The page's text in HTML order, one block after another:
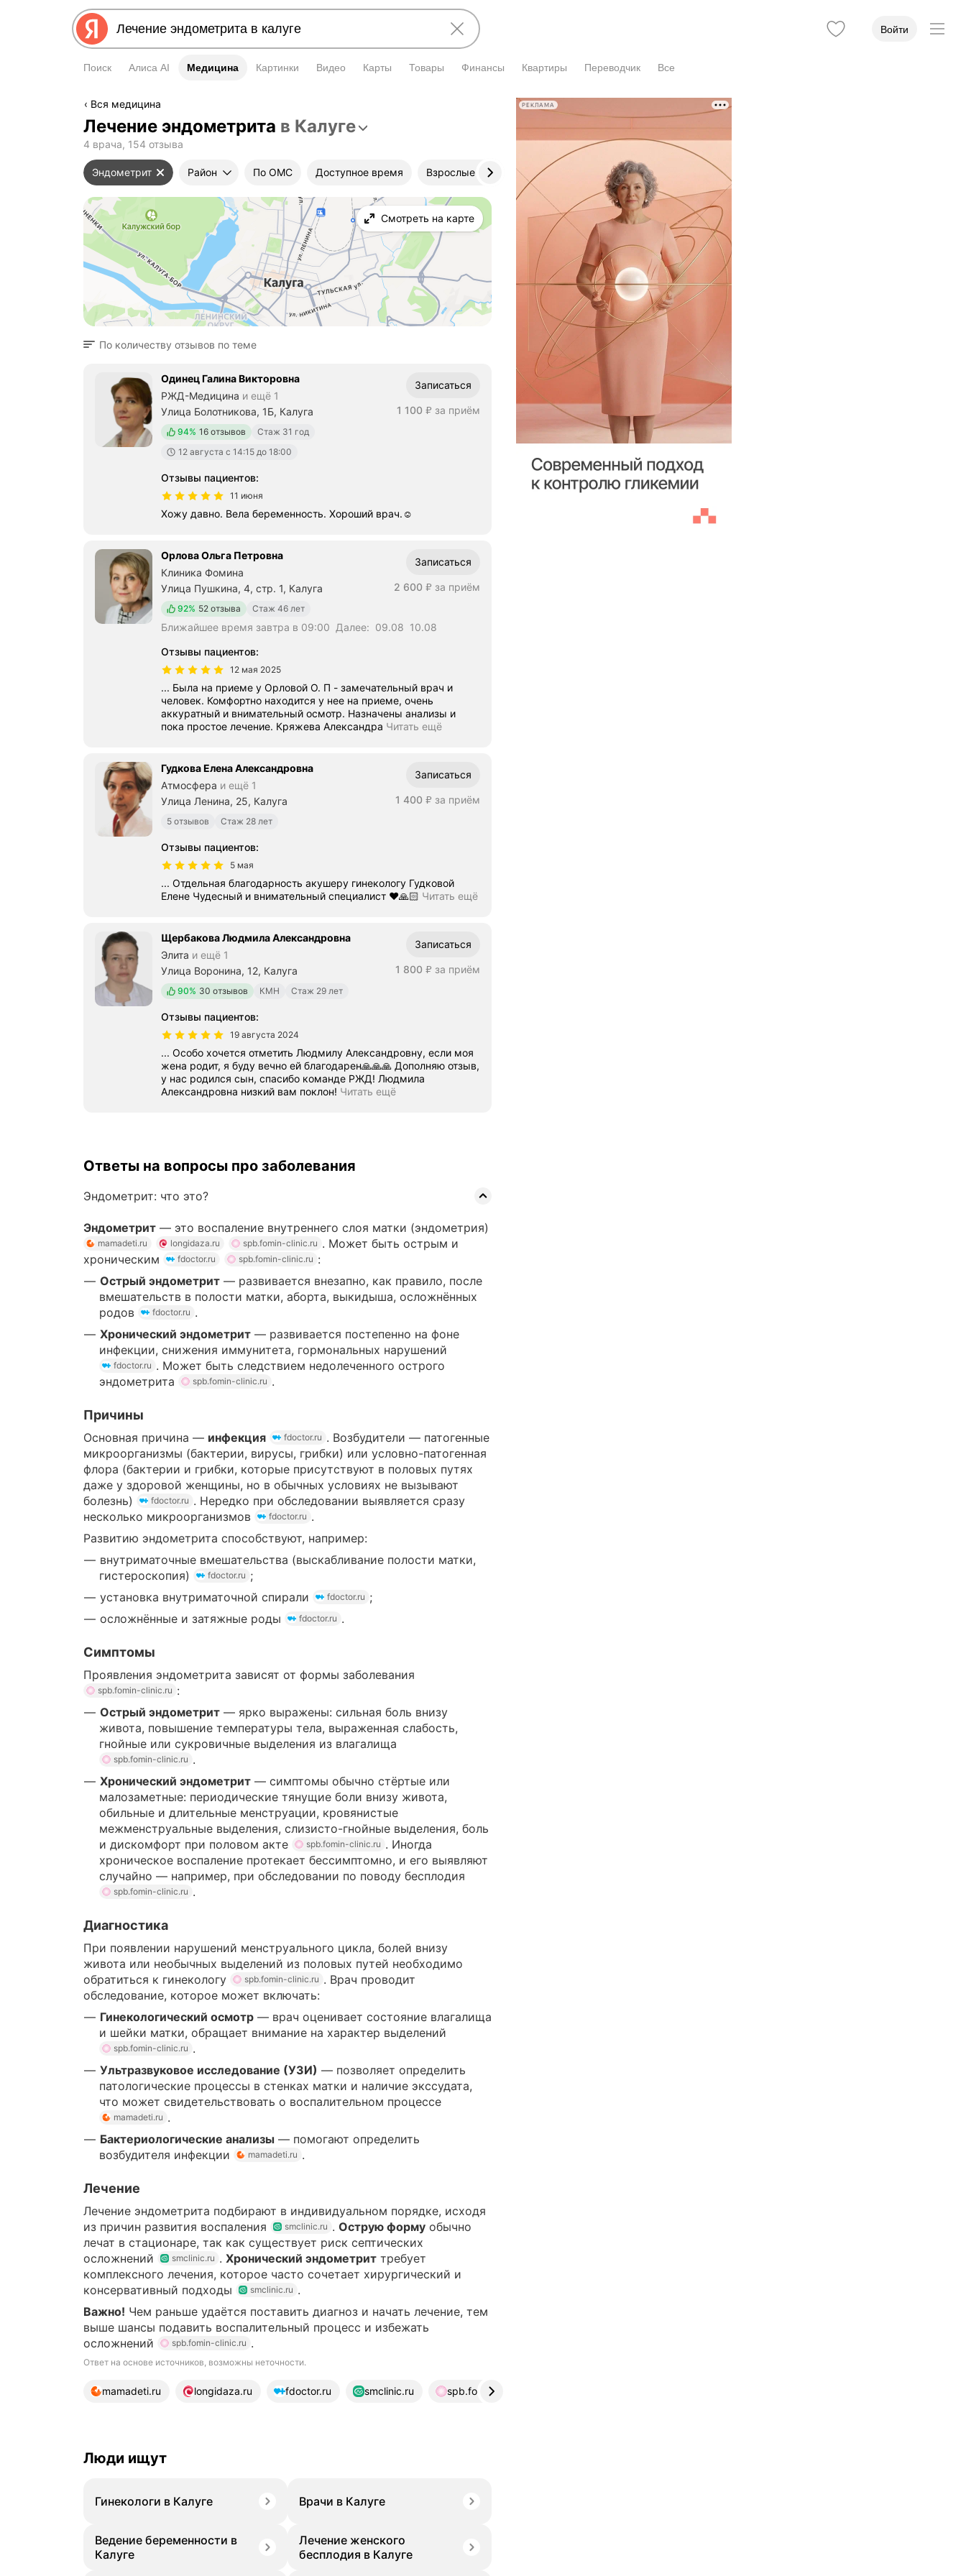
Войти
Поиск Алиса AI Медицина
Медицина Картинки Видео Карты Товары Финансы Квартиры Переводчик Все
Вся медицина
Лечение эндометрита в Калуге
4 врача, 154 отзыва
Эндометрит Район По ОМС Доступное время Взрослые и детские Цена приёма
Смотреть на карте
По количеству отзывов по теме
Одинец Галина Викторовна
РЖД-Медицина и ещё 1
Улица Болотникова, 1Б, Калуга
Положительных отзывов
94% 16 отзывов Стаж 31 год
Записаться
Цена
1100
1 100 ₽ за приём
12 августа c 14:15 до 18:00
Отзывы пациентов:
11 июня
Хожу давно. Вела беременность. Хороший врач.☺️
Орлова Ольга Петровна
Клиника Фомина
Улица Пушкина, 4, стр. 1, Калуга
Положительных отзывов
92% 52 отзыва Стаж 46 лет
Записаться
Цена
2600
2 600 ₽ за приём
Ближайшее время завтра в 09:00 Далее: 09.08 10.08
Отзывы пациентов:
12 мая 2025
... Была на приеме у Орловой О. П - замечательный врач и
человек. Комфортно находится у нее на приеме, очень
аккуратный и внимательный осмотр. Назначены анализы и
пока простое лечение. Кряжева Александра Читать ещё
Гудкова Елена Александровна
Атмосфера и ещё 1
Улица Ленина, 25, Калуга
5 отзывов Стаж 28 лет
Записаться
Цена
1400
1 400 ₽ за приём
Отзывы пациентов:
5 мая
... Отдельная благодарность акушеру гинекологу Гудковой
Елене Чудесный и внимательный специалист ❤️🙏🏻 Читать ещё
Щербакова Людмила Александровна
Элита и ещё 1
Улица Воронина, 12, Калуга
Положительных отзывов
90% 30 отзывов КМН Стаж 29 лет
Записаться
Цена
1800
1 800 ₽ за приём
Отзывы пациентов:
19 августа 2024
... Особо хочется отметить Людмилу Александровну, если моя
жена родит, я буду вечно ей благодарен🙏🙏🙏 Дополняю отзыв,
у нас родился сын, спасибо команде РЖД! Людмила
Александровна низкий вам поклон! Читать ещё
Ответы на вопросы про заболевания
Эндометрит: что это?
Эндометрит — это воспаление внутреннего слоя матки (эндометрия)
mamadeti.ru longidaza.ru spb.fomin-clinic.ru . Может быть острым и
хроническим
fdoctor.ru spb.fomin-clinic.ru :
Острый эндометрит — развивается внезапно, как правило, после
вмешательств в полости матки, аборта, выкидыша, осложнённых
родов
fdoctor.ru .
Хронический эндометрит — развивается постепенно на фоне
инфекции, снижения иммунитета, гормональных нарушений
fdoctor.ru . Может быть следствием недолеченного острого
эндометрита
spb.fomin-clinic.ru .
Причины
Основная причина — инфекция fdoctor.ru . Возбудители — патогенные
микроорганизмы (бактерии, вирусы, грибки) или условно-патогенная
флора (бактерии и грибки, которые присутствуют в половых путях
даже у здоровой женщины, но в обычных условиях не вызывают
болезнь)
fdoctor.ru . Нередко при обследовании выявляется сразу
несколько микроорганизмов
fdoctor.ru .
Развитию эндометрита способствуют, например:
внутриматочные вмешательства (выскабливание полости матки,
гистероскопия)
fdoctor.ru ;
установка внутриматочной спирали
fdoctor.ru ;
осложнённые и затяжные роды
fdoctor.ru .
Симптомы
Проявления эндометрита зависят от формы заболевания
spb.fomin-clinic.ru :
Острый эндометрит — ярко выражены: сильная боль внизу
живота, повышение температуры тела, выраженная слабость,
гнойные или сукровичные выделения из влагалища
spb.fomin-clinic.ru .
Хронический эндометрит — симптомы обычно стёртые или
малозаметные: периодические тянущие боли внизу живота,
обильные и длительные менструации, кровянистые
межменструальные выделения, слизисто-гнойные выделения, боль
и дискомфорт при половом акте
spb.fomin-clinic.ru . Иногда
хроническое воспаление протекает бессимптомно, и его выявляют
случайно — например, при обследовании по поводу бесплодия
spb.fomin-clinic.ru .
Диагностика
При появлении нарушений менструального цикла, болей внизу
живота или необычных выделений из половых путей необходимо
обратиться к гинекологу
spb.fomin-clinic.ru . Врач проводит
обследование, которое может включать:
Гинекологический осмотр — врач оценивает состояние влагалища
и шейки матки, обращает внимание на характер выделений
spb.fomin-clinic.ru .
Ультразвуковое исследование (УЗИ) — позволяет определить
патологические процессы в стенках матки и наличие экссудата,
что может свидетельствовать о воспалительном процессе
mamadeti.ru .
Бактериологические анализы — помогают определить
возбудителя инфекции
mamadeti.ru .
Лечение
Лечение эндометрита подбирают в индивидуальном порядке, исходя
из причин развития воспаления
smclinic.ru . Острую форму обычно
лечат в стационаре, так как существует риск септических
осложнений
smclinic.ru . Хронический эндометрит требует
комплексного лечения, которое часто сочетает хирургический и
консервативный подходы
smclinic.ru .
Важно! Чем раньше удаётся поставить диагноз и начать лечение, тем
выше шансы подавить воспалительный процесс и избежать
осложнений
spb.fomin-clinic.ru .
Ответ на основе источников, возможны неточности.
15 источников
mamadeti.ru longidaza.ru fdoctor.ru smclinic.ru spb.fomin-clinic.ru
Люди ищут
Гинекологи в Калуге Врачи в Калуге
Ведение беременности в
Калуге
Лечение женского
бесплодия в Калуге
РЕКЛАМА